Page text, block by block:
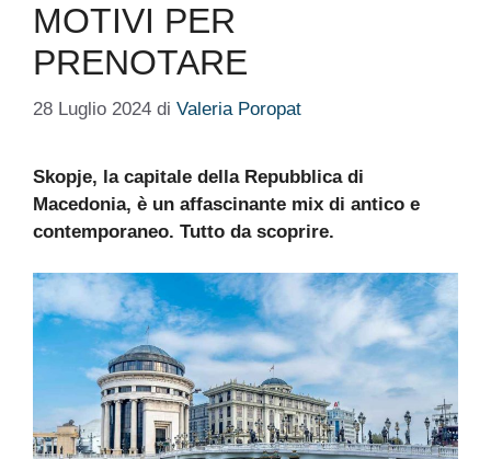
MOTIVI PER
PRENOTARE
28 Luglio 2024 di Valeria Poropat
Skopje, la capitale della Repubblica di
Macedonia, è un affascinante mix di antico e
contemporaneo. Tutto da scoprire.